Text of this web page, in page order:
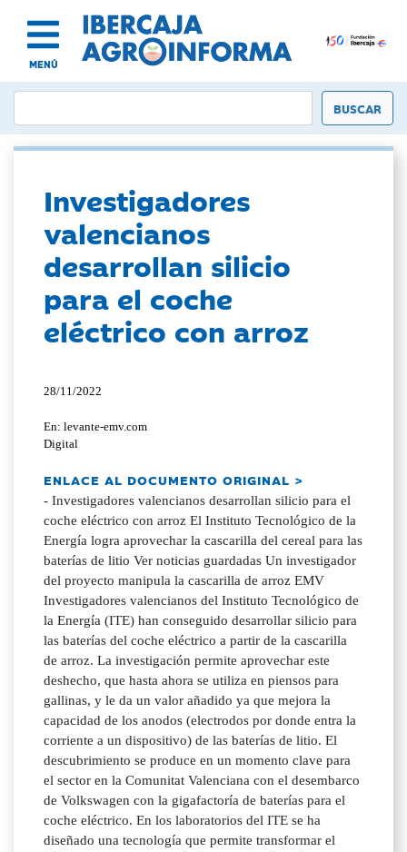
MENÚ
Investigadores
valencianos
desarrollan silicio
para el coche
eléctrico con arroz
28/11/2022
En: levante-emv.com
Digital
ENLACE AL DOCUMENTO ORIGINAL >
- Investigadores valencianos desarrollan silicio para el
coche eléctrico con arroz El Instituto Tecnológico de la
Energía logra aprovechar la cascarilla del cereal para las
baterías de litio Ver noticias guardadas Un investigador
del proyecto manipula la cascarilla de arroz EMV
Investigadores valencianos del Instituto Tecnológico de
la Energía (ITE) han conseguido desarrollar silicio para
las baterías del coche eléctrico a partir de la cascarilla
de arroz. La investigación permite aprovechar este
deshecho, que hasta ahora se utiliza en piensos para
gallinas, y le da un valor añadido ya que mejora la
capacidad de los anodos (electrodos por donde entra la
corriente a un dispositivo) de las baterías de litio. El
descubrimiento se produce en un momento clave para
el sector en la Comunitat Valenciana con el desembarco
de Volkswagen con la gigafactoría de baterías para el
coche eléctrico. En los laboratorios del ITE se ha
diseñado una tecnología que permite transformar el